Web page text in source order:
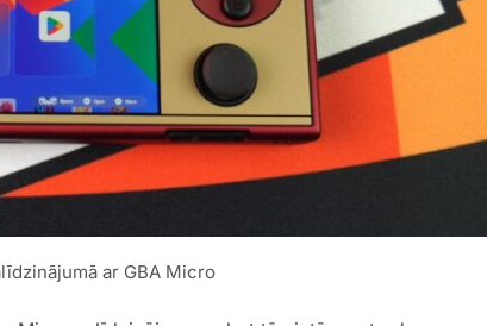
ar GBA Micro